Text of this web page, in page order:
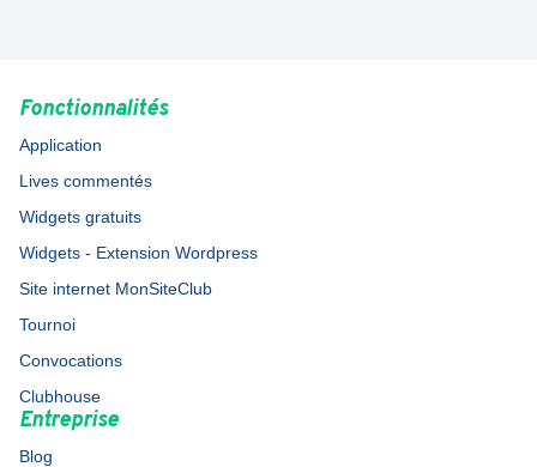
Fonctionnalités
Application
Lives commentés
Widgets gratuits
Widgets - Extension Wordpress
Site internet MonSiteClub
Tournoi
Convocations
Clubhouse
Entreprise
Blog